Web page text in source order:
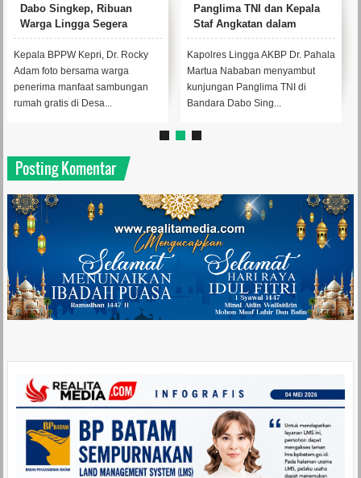
Dabo Singkep, Ribuan
Warga Lingga Segera
Nikmati Akses Air Minum
Aman
Kepala BPPW Kepri, Dr. Rocky
Adam foto bersama warga
penerima manfaat sambungan
rumah gratis di Desa...
Panglima TNI dan Kepala
Staf Angkatan dalam
Kunjungan Latihan Operasi
Terintegrasi TNI 2026 di
Dabo Singkep
Kapolres Lingga AKBP Dr. Pahala
Martua Nababan menyambut
kunjungan Panglima TNI di
Bandara Dabo Sing...
Posting Komentar